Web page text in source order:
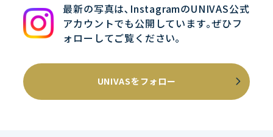
最新の写真は､InstagramのUNIVAS公式
アカウントでも公開しています｡ぜひフ
ォローしてご覧ください｡
UNIVASをフォロー